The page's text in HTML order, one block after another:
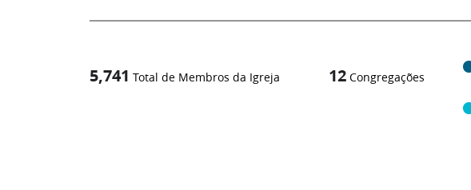
5,741 Total de Membros da Igreja 12 Congregações